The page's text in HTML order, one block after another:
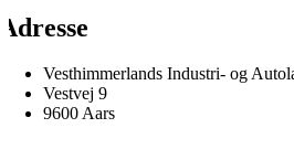
Adresse
Vesthimmerlands Industri- og
Vestvej 9
9600 Aars